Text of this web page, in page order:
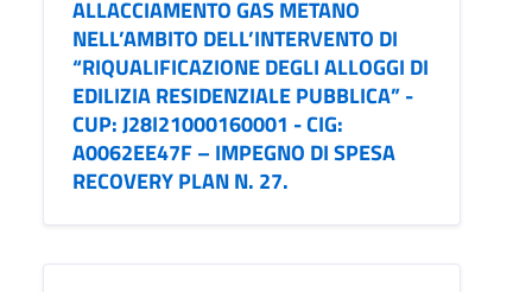
ALLACCIAMENTO GAS METANO
NELL’AMBITO DELL’INTERVENTO DI
“RIQUALIFICAZIONE DEGLI ALLOGGI DI
EDILIZIA RESIDENZIALE PUBBLICA” -
CUP: J28I21000160001 - CIG:
A0062EE47F – IMPEGNO DI SPESA
RECOVERY PLAN N. 27.